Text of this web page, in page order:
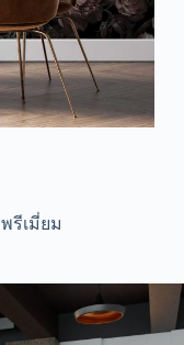
พรีเมี่ยม